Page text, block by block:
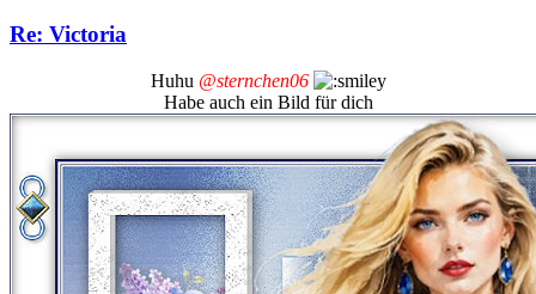
Re: Victoria
Huhu @sternchen06
Habe auch ein Bild für dich